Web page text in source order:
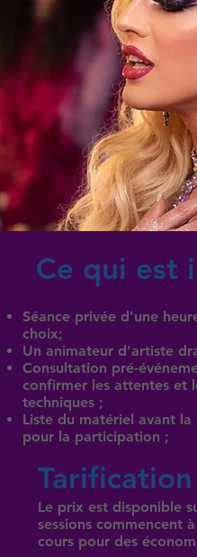
Ce qui est
Séance privée d'une
choix;
Un animateur d'artiste
Consultation pré-
confirmer les attentes et
techniques ;
Liste du matériel avant la
pour la participation ;
Tarification
Le prix est disponible
sessions commencent
cours pour des